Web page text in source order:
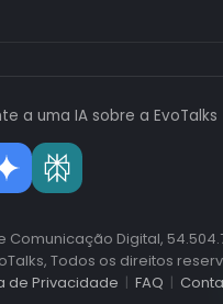
a uma IA sobre a EvoTalks
Comunicação Digital,
Todos os direitos
de Privacidade | FAQ |